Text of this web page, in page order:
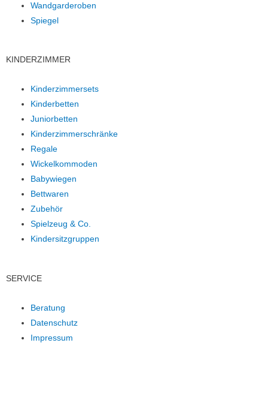
Wandgarderoben
Spiegel
KINDERZIMMER
Kinderzimmersets
Kinderbetten
Juniorbetten
Kinderzimmerschränke
Regale
Wickelkommoden
Babywiegen
Bettwaren
Zubehör
Spielzeug & Co.
Kindersitzgruppen
SERVICE
Beratung
Datenschutz
Impressum